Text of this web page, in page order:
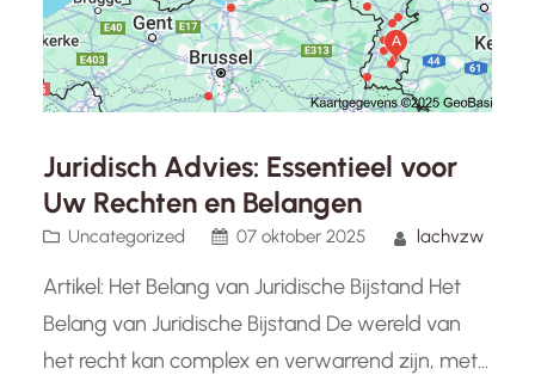
Juridisch Advies: Essentieel voor
Uw Rechten en Belangen
Uncategorized 07 oktober 2025 lachvzw
Artikel: Het Belang van Juridische Bijstand Het
Belang van Juridische Bijstand De wereld van
het recht kan complex en verwarrend zijn, met